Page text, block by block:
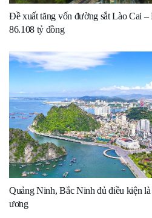
Đề xuất tăng vốn đường sắt Lào Cai
86.108 tỷ đồng
Quảng Ninh, Bắc Ninh đủ điều kiện
ương